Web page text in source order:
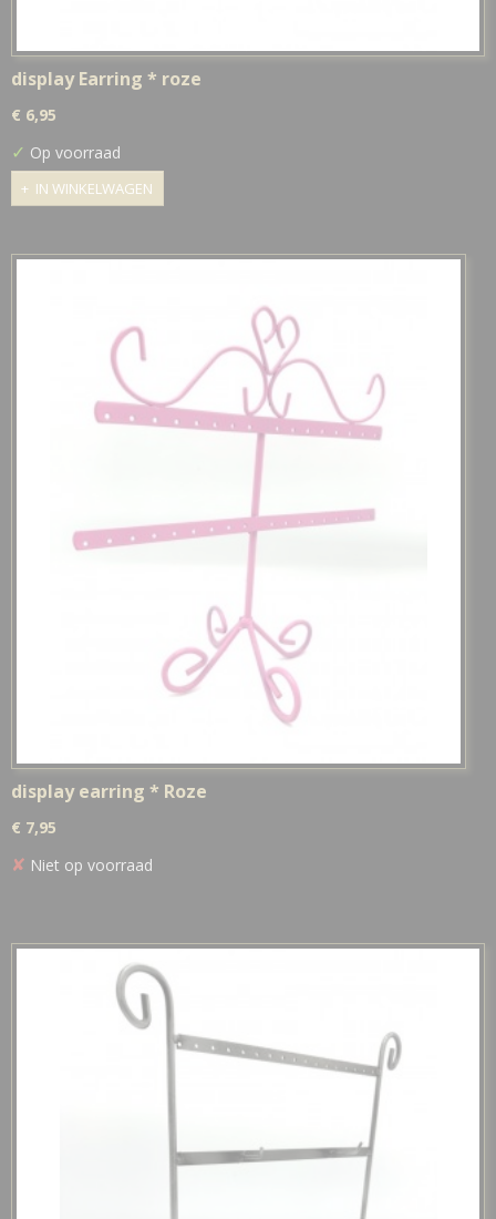
display Earring * roze
€ 6,95
✓ Op voorraad
IN WINKELWAGEN
display earring * Roze
€ 7,95
✘ Niet op voorraad